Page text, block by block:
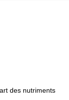
des nutriments